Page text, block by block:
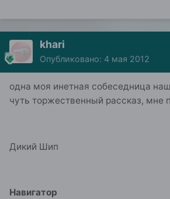
khari
Опубликовано: 4 мая 2012
одна моя инетная собеседница
чуть торжественный рассказ, мне
Дикий Шип
Навигатор